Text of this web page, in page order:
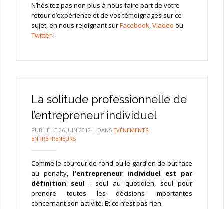
N’hésitez pas non plus à nous faire part de votre
retour d’expérience et de vos témoignages sur ce
sujet, en nous rejoignant surFacebook,Viadeo ou
Twitter!
La solitude professionnelle de
l’entrepreneur individuel
PUBLIÉ LE 26 JUIN 2012| DANS EVÈNEMENTS
ENTREPRENEURS
Comme le coureur de fond ou le gardien de but face
au penalty, l’entrepreneur individuel est par
définition seul : seul au quotidien, seul pour
prendre toutes les décisions importantes
concernant son activité. Et ce n’est pas rien.